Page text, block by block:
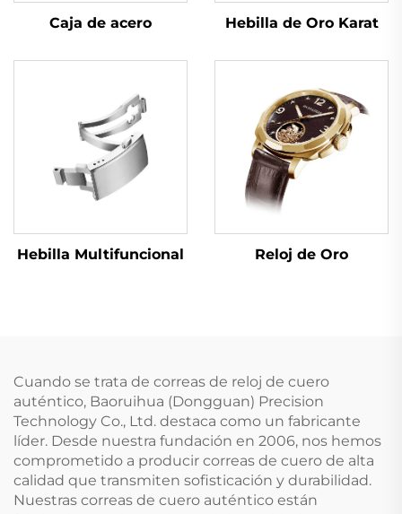
Caja de acero Hebilla de Oro Karat
Hebilla Multifuncional Reloj de Oro
Cuando se trata de correas de reloj de cuero
auténtico, Baoruihua (Dongguan) Precision
Technology Co., Ltd. destaca como un fabricante
líder. Desde nuestra fundación en 2006, nos hemos
comprometido a producir correas de cuero de alta
calidad que transmiten sofisticación y durabilidad.
Nuestras correas de cuero auténtico están